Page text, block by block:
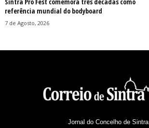
referência mundial do bodyboard
7 de Agosto, 2026
Jornal do Concelho de Sintra